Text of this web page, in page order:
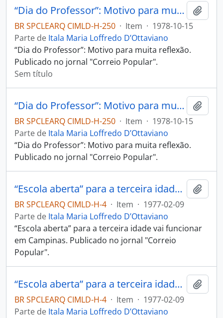
“Dia do Professor”: Motivo para muita reflexão.
BR SPCLEARQ CIMLD-H-250 · Item · 1978-10-15
Parte de Itala Maria Loffredo D’Ottaviano
“Dia do Professor”: Motivo para muita reflexão.
Publicado no jornal "Correio Popular".
Sem título
“Dia do Professor”: Motivo para muita reflexão.
BR SPCLEARQ CIMLD-H-250 · Item · 1978-10-15
Parte de Itala Maria Loffredo D’Ottaviano
“Dia do Professor”: Motivo para muita reflexão.
Publicado no jornal "Correio Popular".
“Escola aberta” para a terceira idade vai funcionar em Campinas
BR SPCLEARQ CIMLD-H-4 · Item · 1977-02-09
Parte de Itala Maria Loffredo D’Ottaviano
“Escola aberta” para a terceira idade vai funcionar
em Campinas. Publicado no jornal "Correio
Popular".
“Escola aberta” para a terceira idade vai funcionar em Campinas
BR SPCLEARQ CIMLD-H-4 · Item · 1977-02-09
Parte de Itala Maria Loffredo D’Ottaviano